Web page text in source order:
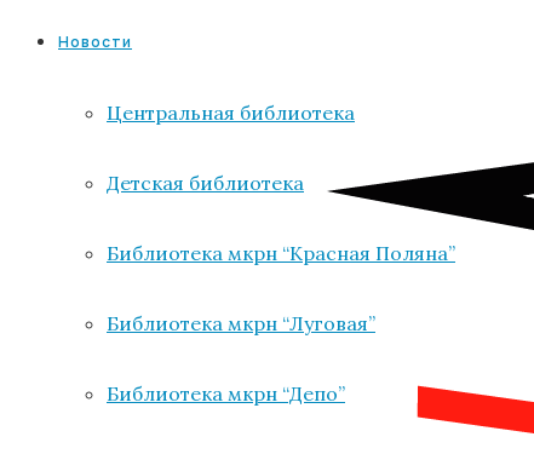
Новости
Центральная библиотека
Детская библиотека
Библиотека мкрн “Красная Поляна”
Библиотека мкрн “Луговая”
Библиотека мкрн “Депо”